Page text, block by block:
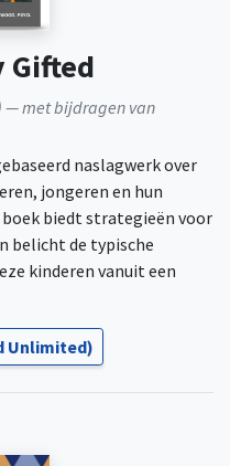
Gifted
— met bijdragen van
naslagwerk over
jongeren en hun
biedt strategieën voor
belicht de typische
kinderen vanuit een
Unlimited)